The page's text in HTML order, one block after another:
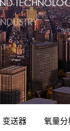
变送器 氧量分